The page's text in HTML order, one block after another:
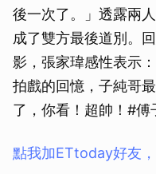
後一次了。」透露兩
成了雙方最後道別。
影，張家瑋感性表示
拍戲的回憶，子純哥
了，你看！超帥！#傅
點我加ETtoday好友，